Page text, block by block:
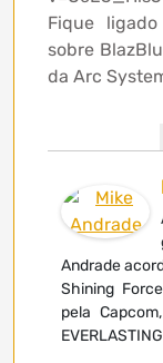
Fique
sobre
da Arc
Andrade
Shining
pela